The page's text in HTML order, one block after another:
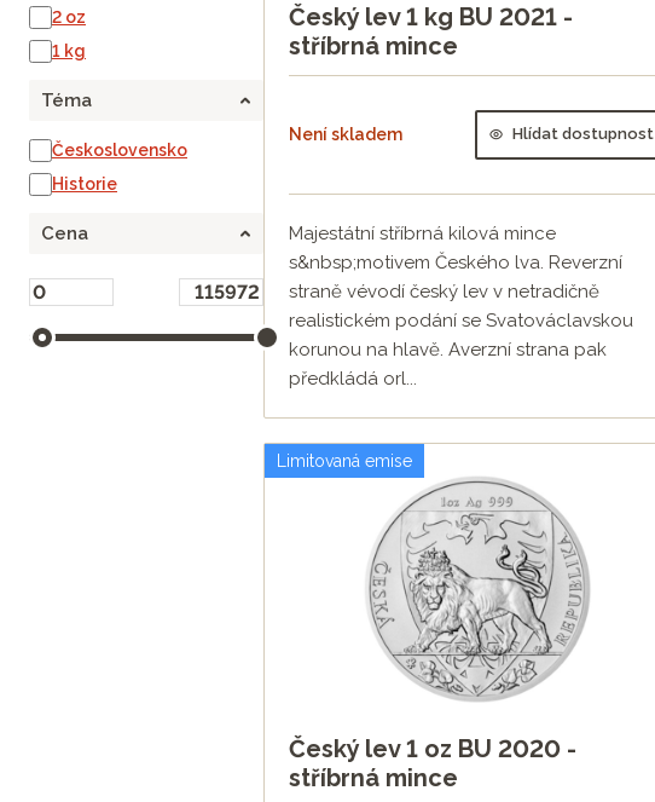
2 oz
1 kg
Téma
Československo
Historie
Cena
Český lev 1 kg BU 2021 -
stříbrná mince
Není skladem Hlídat dostupnost
Majestátní stříbrná kilová mince
s&nbsp;motivem Českého lva. Reverzní
straně vévodí český lev v netradičně
realistickém podání se Svatováclavskou
korunou na hlavě. Averzní strana pak
předkládá orl...
Limitovaná emise
Český lev 1 oz BU 2020 -
stříbrná mince